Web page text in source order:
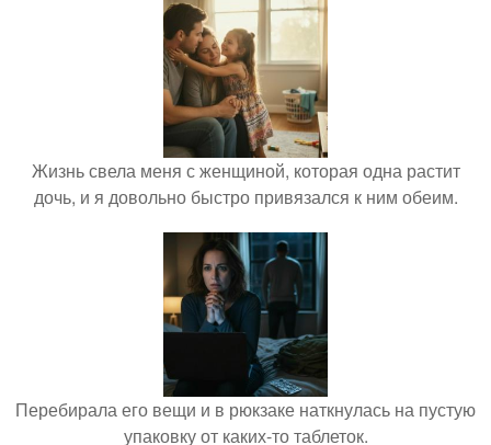
Жизнь свела меня с женщиной, которая одна растит
дочь, и я довольно быстро привязался к ним обеим.
Перебирала его вещи и в рюкзаке наткнулась на пустую
упаковку от каких-то таблеток.